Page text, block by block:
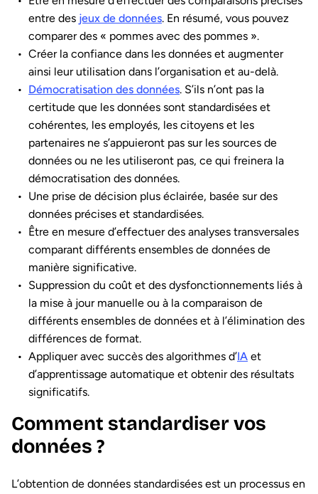
entre des jeux de données. En résumé, vous pouvez
comparer des « pommes avec des pommes ».
Créer la confiance dans les données et augmenter
ainsi leur utilisation dans l’organisation et au-delà.
Démocratisation des données. S’ils n’ont pas la
certitude que les données sont standardisées et
cohérentes, les employés, les citoyens et les
partenaires ne s’appuieront pas sur les sources de
données ou ne les utiliseront pas, ce qui freinera la
démocratisation des données.
Une prise de décision plus éclairée, basée sur des
données précises et standardisées.
Être en mesure d’effectuer des analyses transversales
comparant différents ensembles de données de
manière significative.
Suppression du coût et des dysfonctionnements liés à
la mise à jour manuelle ou à la comparaison de
différents ensembles de données et à l’élimination des
différences de format.
Appliquer avec succès des algorithmes d’IA et
d’apprentissage automatique et obtenir des résultats
significatifs.
Comment standardiser vos
données ?
L’obtention de données standardisées est un processus en